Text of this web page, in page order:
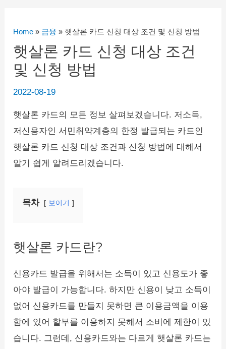
Home » 금융 » 햇살론 카드 신청 대상 조건 및 신청 방법
햇살론 카드 신청 대상 조건
및 신청 방법
2022-08-19
햇살론 카드의 모든 정보 살펴보겠습니다. 저소득,
저신용자인 서민취약계층의 한정 발급되는 카드인
햇살론 카드 신청 대상 조건과 신청 방법에 대해서
알기 쉽게 알려드리겠습니다.
목차 보이기
햇살론 카드란?
신용카드 발급을 위해서는 소득이 있고 신용도가 좋
아야 발급이 가능합니다. 하지만 신용이 낮고 소득이
없어 신용카드를 만들지 못하면 큰 이용금액을 이용
함에 있어 할부를 이용하지 못해서 소비에 제한이 있
습니다. 그런데, 신용카드와는 다르게 햇살론 카드는